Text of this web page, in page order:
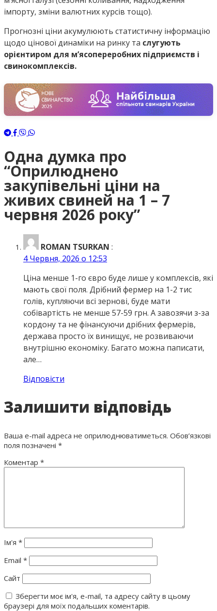
імпорту, зміни валютних курсів тощо).
Прогнозні ціни акумулюють статистичну інформацію
щодо цінової динаміки на ринку та слугують
орієнтиром для м’ясопереробних підприємств і
свинокомплексів.
Одна думка про
“Оприлюднено
закупівельні ціни на
живих свиней на 1 – 7
червня 2026 року”
ROMAN TSURKAN :
4 Червня, 2026 о 12:53
Ціна менше 1-го євро буде лише у комплексів, які
мають свої поля. Дрібний фермер на 1-2 тис
голів, купляючи всі зернові, буде мати
собівартість не менше 57-59 грн. А завозячи з-за
кордону та не фінансуючи дрібних фермерів,
держава просто їх винищує, не розвиваючи
внутрішню економіку. Багато можна паписати,
але…
Відповісти
Залишити відповідь
Ваша e-mail адреса не оприлюднюватиметься. Обов’язкові
поля позначені *
Коментар *
Ім'я *
Email *
Сайт
Зберегти моє ім'я, e-mail, та адресу сайту в цьому
браузері для моїх подальших коментарів.